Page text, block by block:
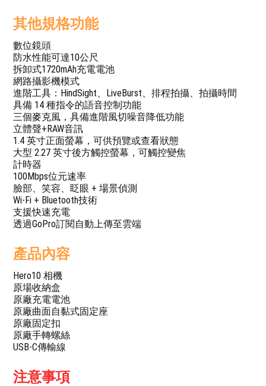
其他規格功能
數位鏡頭
防水性能可達10公尺
拆卸式1720mAh充電電池
網路攝影機模式
進階工具：HindSight、LiveBurst、排程拍攝、拍攝時間
具備 14 種指令的語音控制功能
三個麥克風，具備進階風切噪音降低功能
立體聲+RAW音訊
1.4 英寸正面螢幕，可供預覽或查看狀態
大型 2.27 英寸後方觸控螢幕，可觸控變焦
計時器
100Mbps位元速率
臉部、笑容、眨眼 + 場景偵測
Wi-Fi + Bluetooth技術
支援快速充電
透過GoPro訂閱自動上傳至雲端
產品內容
Hero10 相機
原場收納盒
原廠充電電池
原廠曲面自黏式固定座
原廠固定扣
原廠手轉螺絲
USB-C傳輸線
注意事項